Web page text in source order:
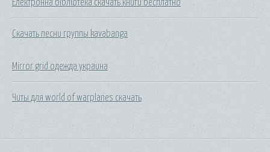
Електронна бібліотека скачать книги бесплатно
Скачать песни группы kavabanga
Mirror grid одежда украина
Читы для world of warplanes скачать